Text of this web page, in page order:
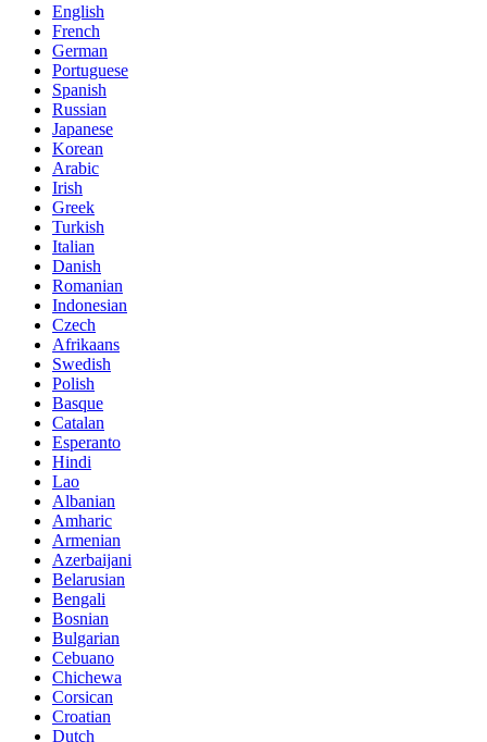
English
French
German
Portuguese
Spanish
Russian
Japanese
Korean
Arabic
Irish
Greek
Turkish
Italian
Danish
Romanian
Indonesian
Czech
Afrikaans
Swedish
Polish
Basque
Catalan
Esperanto
Hindi
Lao
Albanian
Amharic
Armenian
Azerbaijani
Belarusian
Bengali
Bosnian
Bulgarian
Cebuano
Chichewa
Corsican
Croatian
Dutch